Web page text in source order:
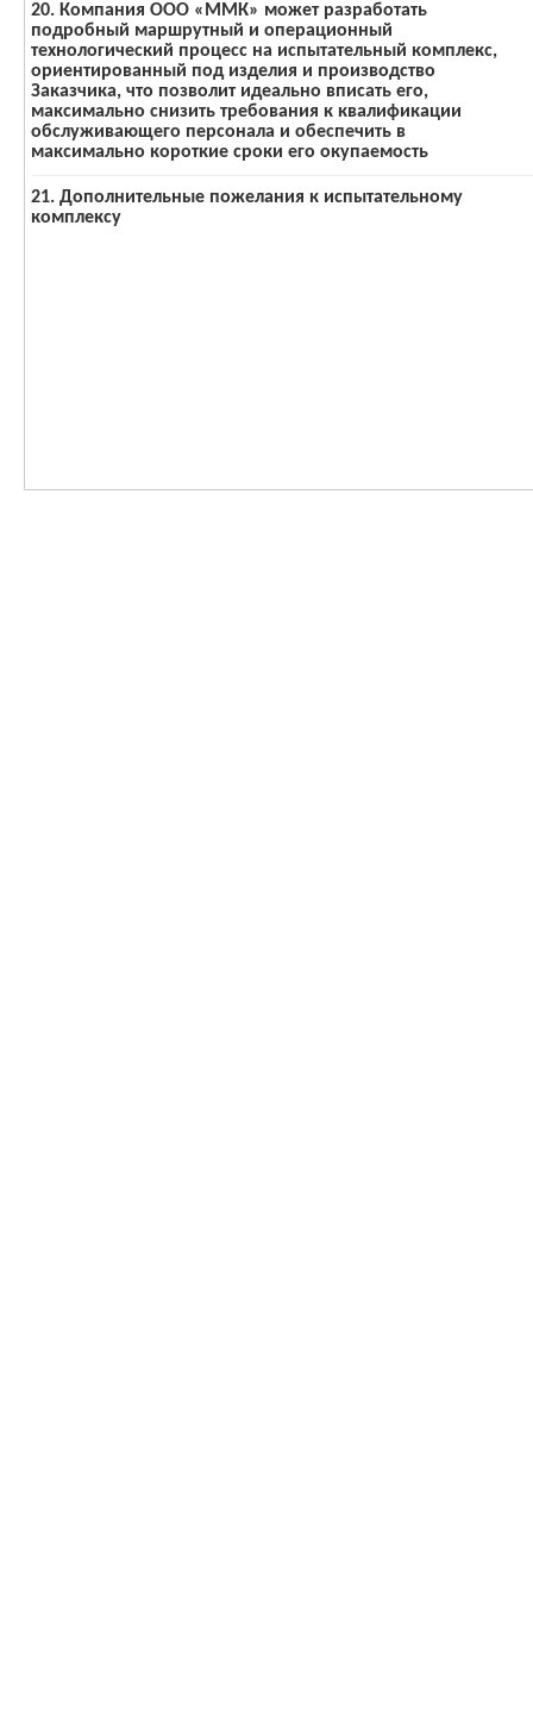
20. Компания ООО «ММК» может разработать
подробный маршрутный и операционный
технологический процесс на испытательный комплекс,
ориентированный под изделия и производство
Заказчика, что позволит идеально вписать его,
максимально снизить требования к квалификации
обслуживающего персонала и обеспечить в
максимально короткие сроки его окупаемость
21. Дополнительные пожелания к испытательному
комплексу